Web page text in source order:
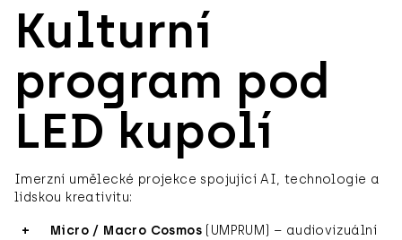
Kulturní
program pod
LED kupolí
Imerzní umělecké projekce spojující AI, technologie a
lidskou kreativitu:
Micro / Macro Cosmos (UMPRUM) – audiovizuální